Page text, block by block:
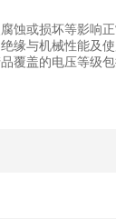
蚀或损坏等影响正
缘与机械性能及
盖的电压等级包